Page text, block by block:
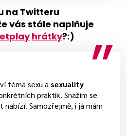
na Twitteru
vás stále naplňuje
hrátky?:)
téma sexu a sexuality
praktik. Snažím se
nabízí. Samozřejmě, i já mám